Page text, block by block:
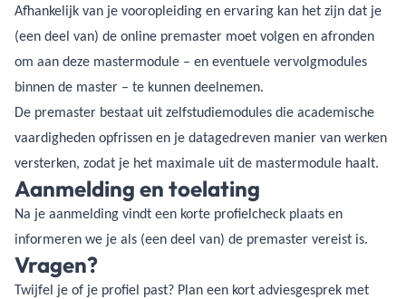
Afhankelijk van je vooropleiding en ervaring kan het zijn dat je
(een deel van) de online premaster moet volgen en afronden
om aan deze mastermodule – en eventuele vervolgmodules
binnen de master – te kunnen deelnemen.
De premaster bestaat uit zelfstudiemodules die academische
vaardigheden opfrissen en je datagedreven manier van werken
versterken, zodat je het maximale uit de mastermodule haalt.
Aanmelding en toelating
Na je aanmelding vindt een korte profielcheck plaats en
informeren we je als (een deel van) de premaster vereist is.
Vragen?
Twijfel je of je profiel past? Plan een kort adviesgesprek met